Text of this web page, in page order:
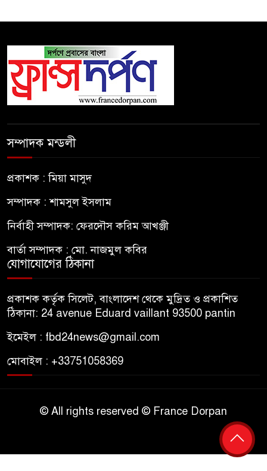
সম্পাদক মন্ডলী
প্রকাশক : মিয়া মাসুদ
সম্পাদক : শামসুল ইসলাম
নির্বাহী সম্পাদক: ফেরদৌস করিম আখঞ্জী
বার্তা সম্পাদক : মো. নাজমুল কবির
যোগাযোগের ঠিকানা
প্রকাশক কর্তৃক সিলেট, বাংলাদেশ থেকে মুদ্রিত ও প্রকাশিত
ঠিকানা: 24 avenue Eduard vaillant 93500 pantin
ইমেইল : fbd24news@gmail.com
মোবাইল : +33751058369
© All rights reserved © France Dorpan